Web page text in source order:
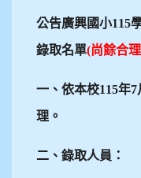
公告廣興國小115
錄取名單(尚餘合
一、依本校115年
理。
二、錄取人員：